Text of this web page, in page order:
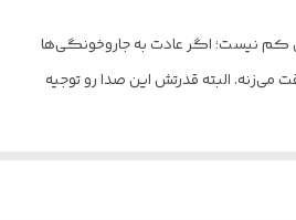
نیست؛ اگر عادت به جاروخونگی‌ها
می‌زنه. البته قدرتش این صدا رو توجیه